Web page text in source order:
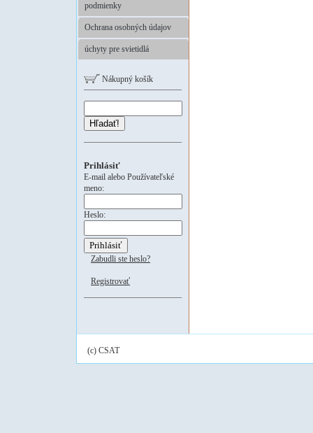
podmienky
Ochrana osobných údajov
úchyty pre svietidlá
Nákupný košík
Hľadať!
Prihlásiť
E-mail alebo Používateľské
meno:
Heslo:
Zabudli ste heslo?
Registrovať
(c) CSAT